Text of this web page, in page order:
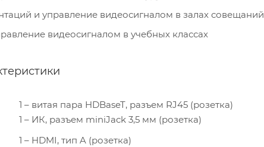
и управление видеосигналом в залах совещаний
видеосигналом в учебных классах
1 – витая пара HDBaseT, разъем RJ45 (розетка)
1 – ИК, разъем miniJack 3,5 мм (розетка)
1 – HDMI, тип A (розетка)